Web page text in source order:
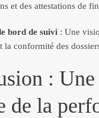
et des attestations de
bord de suivi: Une
la conformité des
:
de la